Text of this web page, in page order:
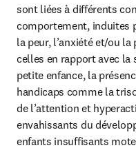
sont liées à différents
comportement, induites
la peur, l’anxiété et/ou
celles en rapport avec
petite enfance, la
handicaps comme la
de l’attention et
envahissants du
enfants insuffisants